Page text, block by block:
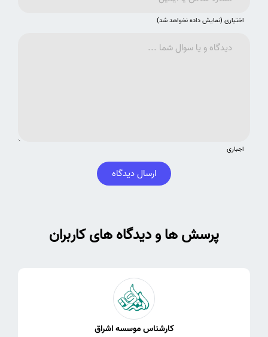
اختیاری (نمایش داده نخواهد شد)
اجباری
ارسال دیدگاه
پرسش ها و دیدگاه های کاربران
کارشناس موسسه اشراق